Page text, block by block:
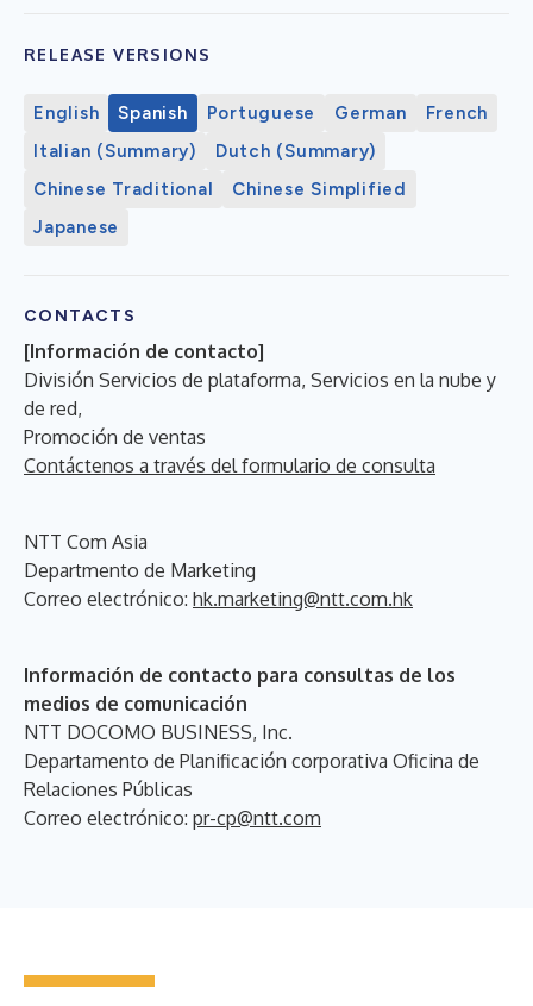
RELEASE VERSIONS
English Spanish Portuguese German
French
Italian (Summary)
Dutch (Summary)
Chinese Traditional
Chinese Simplified
Japanese
CONTACTS
[Información de contacto]
División Servicios de plataforma, Servicios en la nube y
de red,
Promoción de ventas
Contáctenos a través del formulario de consulta
NTT Com Asia
Departmento de Marketing
Correo electrónico: hk.marketing@ntt.com.hk
Información de contacto para consultas de los
medios de comunicación
NTT DOCOMO BUSINESS, Inc.
Departamento de Planificación corporativa Oficina de
Relaciones Públicas
Correo electrónico: pr-cp@ntt.com